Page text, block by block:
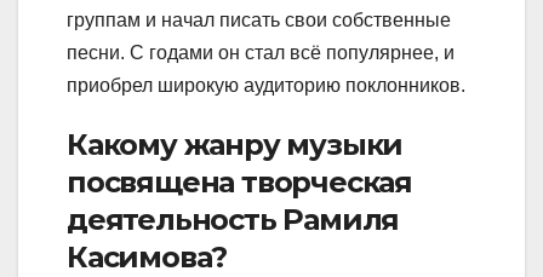
группам и начал писать свои собственные
песни. С годами он стал всё популярнее, и
приобрел широкую аудиторию поклонников.
Какому жанру музыки
посвящена творческая
деятельность Рамиля
Касимова?